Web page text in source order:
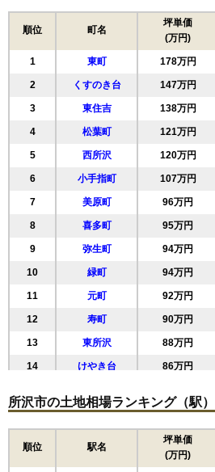
順位 町名
坪単価
(万円)
1 東町 178万円
2 くすのき台 147万円
3 東住吉 138万円
4 松葉町 121万円
5 西所沢 120万円
6 小手指町 107万円
7 美原町 96万円
8 喜多町 95万円
9 弥生町 94万円
10 緑町 94万円
11 元町 92万円
12 寿町 90万円
13 東所沢 88万円
14 けやき台 86万円
16 西住吉 85万円
84万円
83万円
所沢市の土地相場ランキング（駅）
順位 駅名
坪単価
(万円)